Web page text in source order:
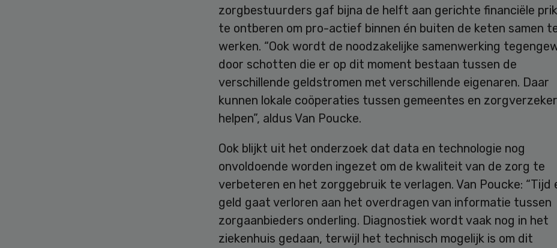
zorgbestuurders gaf bijna de helft aan gerichte financiële
te ontberen om pro-actief binnen én buiten de keten samen
werken. “Ook wordt de noodzakelijke samenwerking
door schotten die er op dit moment bestaan tussen de
verschillende geldstromen met verschillende eigenaren. Daar
kunnen lokale coöperaties tussen gemeentes en
helpen”, aldus Van Poucke.
Ook blijkt uit het onderzoek dat data en technologie nog
onvoldoende worden ingezet om de kwaliteit van de zorg te
verbeteren en het zorggebruik te verlagen. Van Poucke: “Tijd
geld gaat verloren aan het overdragen van informatie tussen
zorgaanbieders onderling. Diagnostiek wordt vaak nog in het
ziekenhuis gedaan, terwijl het technisch mogelijk is om dit